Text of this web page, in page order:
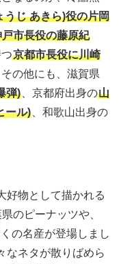
うじ あきら)役の片岡
戸市長役の藤原紀
京都市長役に川崎
の他にも、滋賀県
弾) 、京都府出身の山
ール) 、和歌山出身の
好物として描かれる
のピーナッツや、
の名産が登場しまし
なネタが散りばめら